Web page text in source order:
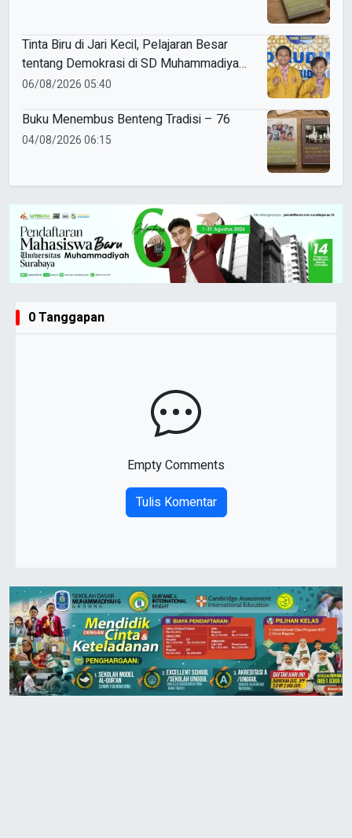
Tinta Biru di Jari Kecil, Pelajaran Besar
tentang Demokrasi di SD Muhammadiyah
5 Porong
06/08/2026 05:40
Buku Menembus Benteng Tradisi – 76
04/08/2026 06:15
0 Tanggapan
Empty Comments
Tulis Komentar